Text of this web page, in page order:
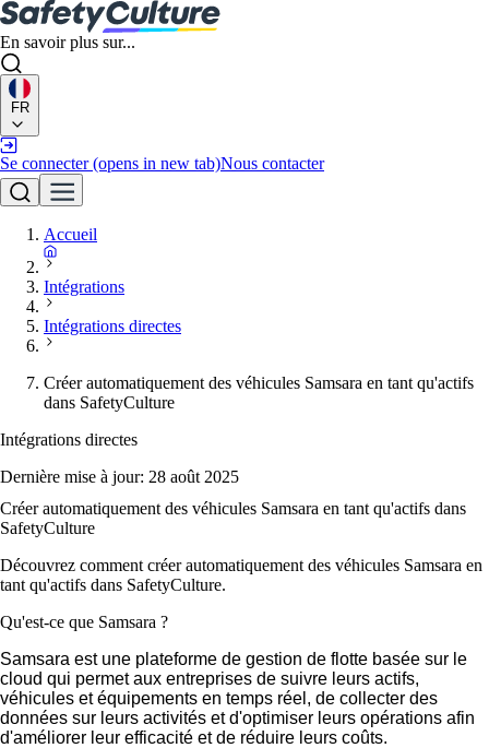
En savoir plus sur...
FR
Se connecter (opens in new tab)Nous contacter
Accueil
Intégrations
Intégrations directes
Créer automatiquement des véhicules Samsara en tant qu'actifs
dans SafetyCulture
Intégrations directes
Dernière mise à jour: 28 août 2025
Créer automatiquement des véhicules Samsara en tant qu'actifs dans
SafetyCulture
Découvrez comment créer automatiquement des véhicules Samsara en
tant qu'actifs dans SafetyCulture.
Qu'est-ce que Samsara ?
Samsara est une plateforme de gestion de flotte basée sur le
cloud qui permet aux entreprises de suivre leurs actifs,
véhicules et équipements en temps réel, de collecter des
données sur leurs activités et d'optimiser leurs opérations afin
d'améliorer leur efficacité et de réduire leurs coûts.